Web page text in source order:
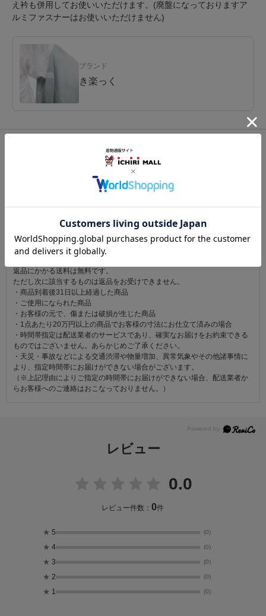
え衿も併用してお使いいただけます。(廃盤になっておりますア
ルミファスナーはお使いいただけません)
ブランド
き楽っく
/うそつき
この商品を見た人は
こちらの商品も見ています
注意事項
返品にかかる送料は無料です。
ただし次に該当するものは返品をお受けできません。
・商品到着後31日以上経過した商品
・ご使用になられた商品
・お客様の元で、傷または破損が生じた商品
・1点あたり20万円以上の商品でお客様の寸法にお仕立て済みの場合
・時間帯指定は配送業者のサービスであり、確実なお届けをお約束できる
ものではございません。あらかじめご了承ください。
・天災・事故などによる交通渋滞や物量増加、異常気象やその他諸事情に
より、指定時間帯にお届けができない場合がございます。
（※上記理由によりご指定の時間帯にお届けができない場合、配送業者か
らお客様へのご連絡はおこなっておりません。）
レビュー
0.0
レビュー件数：0件
★ 5 (0)
★ 4 (0)
★ 3 (0)
★ 2 (0)
★ 1 (0)